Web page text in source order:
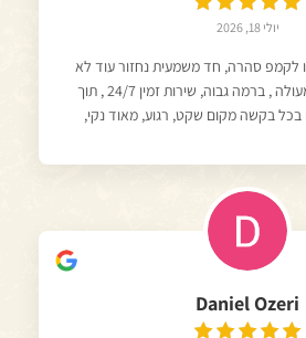
יולי 18, 2026
לקמפ סהרה, חד משמעית נחזור עוד לא
פעם אחד שירות מעולה , ברמה גבוה, שירות זמין 24/7 , תוך
בקשה מקום שקט, רגוע, מאוד נקי,
Daniel Ozeri